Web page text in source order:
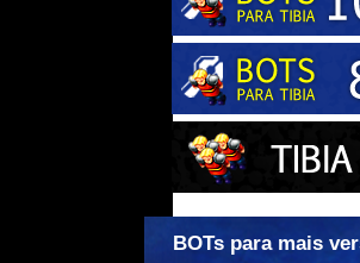
BOTs para mais